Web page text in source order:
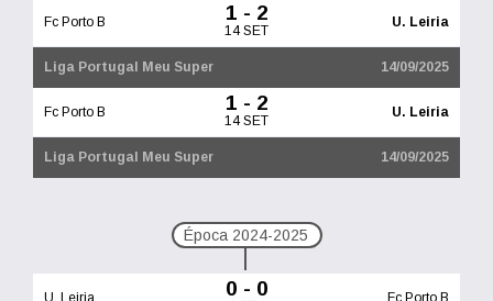
Fc Porto B 1 - 2
14 SET
U. Leiria
Liga Portugal Meu Super 14/09/2025
Fc Porto B 1 - 2
14 SET
U. Leiria
Liga Portugal Meu Super 14/09/2025
Época 2024-2025
U. Leiria 0 - 0 Fc Porto B